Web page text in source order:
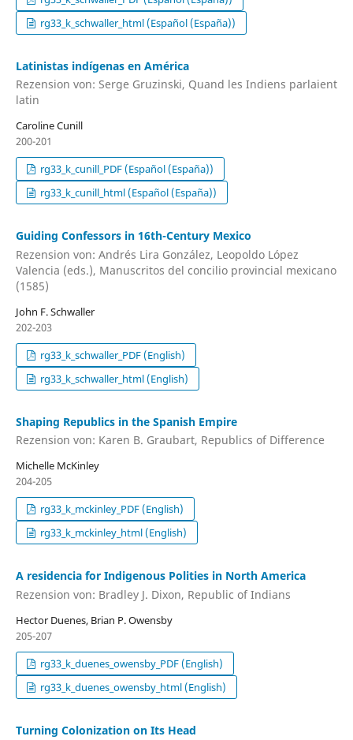
rg33_k_schwaller_html (Español (España))
Latinistas indígenas en América
Rezension von: Serge Gruzinski, Quand les Indiens parlaient
latin
Caroline Cunill
200-201
rg33_k_cunill_PDF (Español (España))
rg33_k_cunill_html (Español (España))
Guiding Confessors in 16th-Century Mexico
Rezension von: Andrés Lira González, Leopoldo López
Valencia (eds.), Manuscritos del concilio provincial mexicano
(1585)
John F. Schwaller
202-203
rg33_k_schwaller_PDF (English)
rg33_k_schwaller_html (English)
Shaping Republics in the Spanish Empire
Rezension von: Karen B. Graubart, Republics of Difference
Michelle McKinley
204-205
rg33_k_mckinley_PDF (English)
rg33_k_mckinley_html (English)
A residencia for Indigenous Polities in North America
Rezension von: Bradley J. Dixon, Republic of Indians
Hector Duenes, Brian P. Owensby
205-207
rg33_k_duenes_owensby_PDF (English)
rg33_k_duenes_owensby_html (English)
Turning Colonization on Its Head